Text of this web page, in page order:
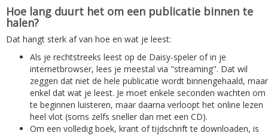
Hoe lang duurt het om een publicatie binnen te
halen?
Dat hangt sterk af van hoe en wat je leest:
Als je rechtstreeks leest op de Daisy-speler of in je
internetbrowser, lees je meestal via "streaming". Dat wil
zeggen dat niet de hele publicatie wordt binnengehaald, maar
enkel dat wat je leest. Je moet enkele seconden wachten om
te beginnen luisteren, maar daarna verloopt het online lezen
heel vlot (soms zelfs sneller dan met een CD).
Om een volledig boek, krant of tijdschrift te downloaden, is